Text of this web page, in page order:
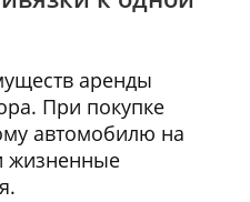
аренды
При покупке
автомобилю на
жизненные